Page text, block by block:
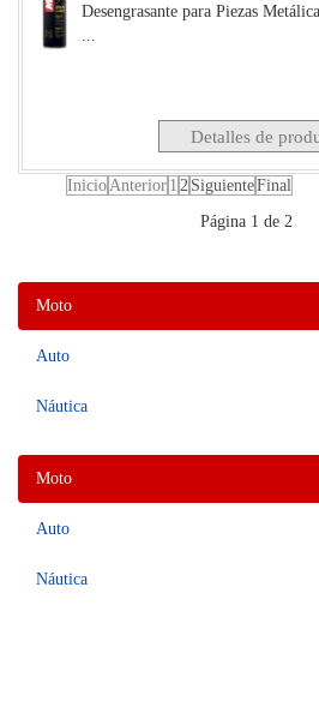
Desengrasante para Piezas
Detalles de
Inicio Anterior 1 2 SiguienteFinal
Página 1 de 2
Moto
Auto
Náutica
Moto
Auto
Náutica